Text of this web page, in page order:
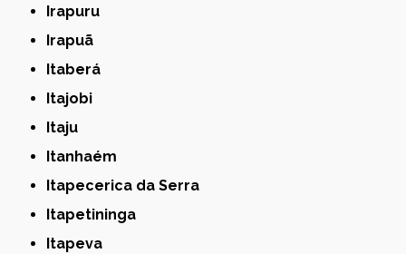
Irapuru
Irapuã
Itaberá
Itajobi
Itaju
Itanhaém
Itapecerica da Serra
Itapetininga
Itapeva